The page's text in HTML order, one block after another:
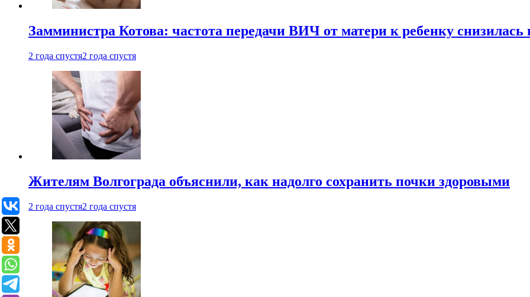
Замминистра Котова: частота передачи ВИЧ от матери к ребенку снизилась
2 года спустя2 года спустя
Жителям Волгограда объяснили, как надолго сохранить почки здоровыми
2 года спустя2 года спустя